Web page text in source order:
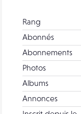
Rang
Abonnés
Abonnements
Photos
Albums
Annonces